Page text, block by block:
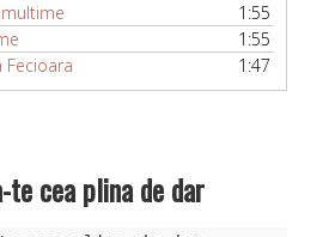
1:55
1:55
Fecioara 1:47
te cea plina de dar